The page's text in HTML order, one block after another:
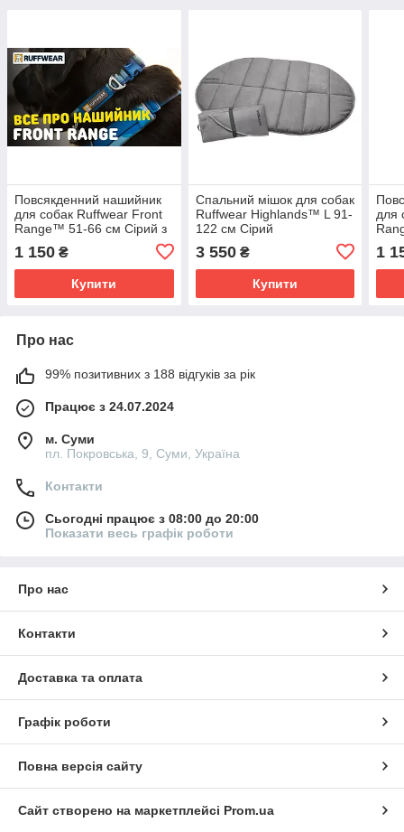
Повсякденний нашийник
для собак Ruffwear Front
Range™ 51-66 см Сірий з
1 150 ₴
Купити
Спальний мішок для собак
Ruffwear Highlands™ L 91-
122 см Сірий
3 550₴
Купити
для
1
Про нас
99% позитивних з 188 відгуків за рік
Працює з 24.07.2024
м. Суми
пл. Покровська, 9, Суми, Україна
Контакти
Сьогодні працює з 08:00 до 20:00
Показати весь графік роботи
Про нас
Контакти
Доставка та оплата
Графік роботи
Повна версія сайту
Сайт створено на маркетплейсі Prom.ua